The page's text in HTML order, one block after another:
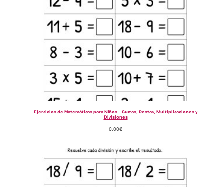
Ejercicios de Matemáticas para Niños – Sumas, Restas, Multiplicaciones y
Divisiones
0.00€